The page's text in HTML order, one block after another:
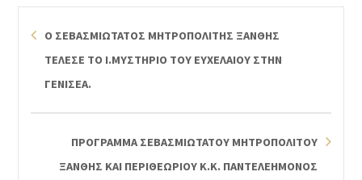
Ο ΣΕΒΑΣΜΙΩΤΑΤΟΣ ΜΗΤΡΟΠΟΛΙΤΗΣ ΞΑΝΘΗΣ
ΤΕΛΕΣΕ ΤΟ Ι.ΜΥΣΤΗΡΙΟ ΤΟΥ ΕΥΧΕΛΑΙΟΥ ΣΤΗΝ
ΓΕΝΙΣΕΑ.
ΠΡΟΓΡΑΜΜΑ ΣΕΒΑΣΜΙΩΤΑΤΟΥ ΜΗΤΡΟΠΟΛΙΤΟΥ
ΞΑΝΘΗΣ ΚΑΙ ΠΕΡΙΘΕΩΡΙΟΥ Κ.Κ. ΠΑΝΤΕΛΕΗΜΟΝΟΣ